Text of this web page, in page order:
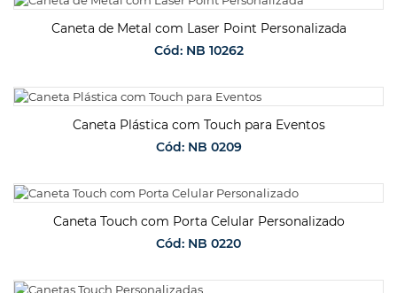
SOLICITAR ORÇAMENTO
Caneta de Metal com Laser Point Personalizada
Cód: NB 10262
SOLICITAR ORÇAMENTO
Caneta Plástica com Touch para Eventos
Cód: NB 0209
SOLICITAR ORÇAMENTO
Caneta Touch com Porta Celular Personalizado
Cód: NB 0220